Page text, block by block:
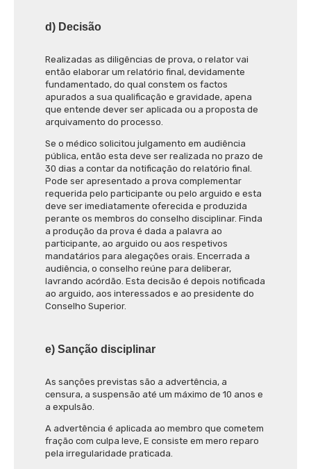
d) Decisão
Realizadas as diligências de prova, o relator vai
então elaborar um relatório final, devidamente
fundamentado, do qual constem os factos
apurados a sua qualificação e gravidade, apena
que entende dever ser aplicada ou a proposta de
arquivamento do processo.
Se o médico solicitou julgamento em audiência
pública, então esta deve ser realizada no prazo de
30 dias a contar da notificação do relatório final.
Pode ser apresentado a prova complementar
requerida pelo participante ou pelo arguido e esta
deve ser imediatamente oferecida e produzida
perante os membros do conselho disciplinar. Finda
a produção da prova é dada a palavra ao
participante, ao arguido ou aos respetivos
mandatários para alegações orais. Encerrada a
audiência, o conselho reúne para deliberar,
lavrando acórdão. Esta decisão é depois notificada
ao arguido, aos interessados e ao presidente do
Conselho Superior.
e) Sanção disciplinar
As sanções previstas são a advertência, a
censura, a suspensão até um máximo de 10 anos e
a expulsão.
A advertência é aplicada ao membro que cometem
fração com culpa leve, E consiste em mero reparo
pela irregularidade praticada.